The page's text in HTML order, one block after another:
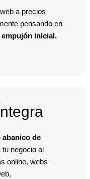
a precios
pensando en
empujón inicial.
abanico de
negocio al
online, webs